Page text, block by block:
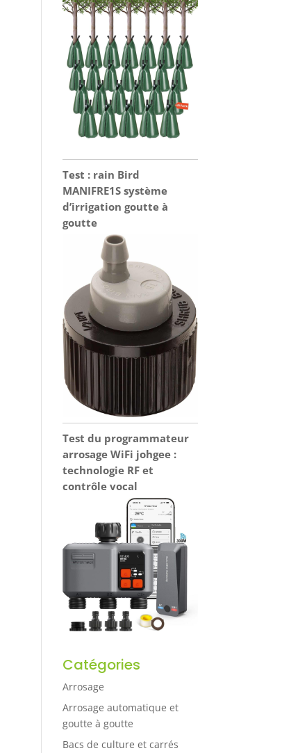
Test : rain Bird
MANIFRE1S système
d’irrigation goutte à
goutte
Test du programmateur
arrosage WiFi johgee :
technologie RF et
contrôle vocal
Catégories
Arrosage
Arrosage automatique et
goutte à goutte
Bacs de culture et carrés